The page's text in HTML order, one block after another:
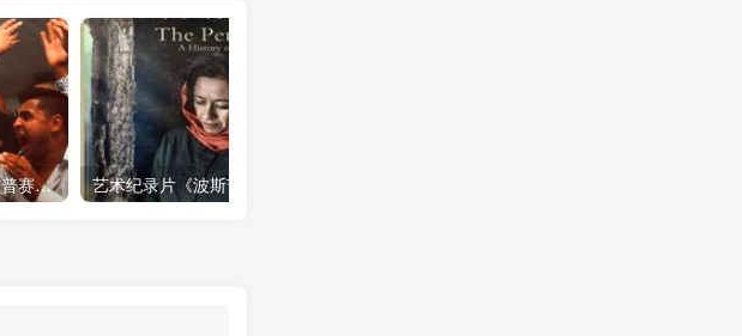
艺术纪录片《世界：新吉普赛之王 This World: The New Gypsy Kings》下载